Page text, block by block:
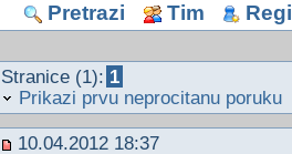
Pretrazi Tim
Stranice (1): 1
Prikazi prvu neprocitanu poruku
10.04.2012 18:37